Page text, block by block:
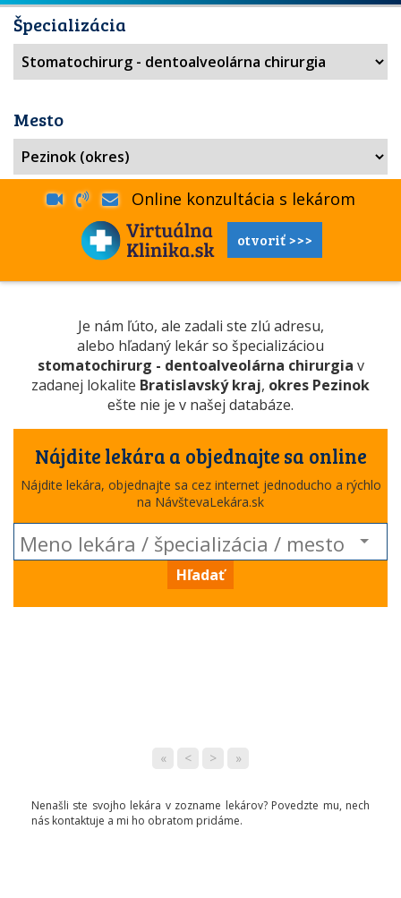
Špecializácia
Mesto
Online konzultácia s lekárom
otvoriť >>>
Je nám ľúto, ale zadali ste zlú adresu,
alebo hľadaný lekár so špecializáciou
stomatochirurg - dentoalveolárna chirurgia v
zadanej lokalite Bratislavský kraj, okres Pezinok
ešte nie je v našej databáze.
Nájdite lekára a objednajte sa online
Nájdite lekára, objednajte sa cez internet jednoducho a rýchlo
na NávštevaLekára.sk
Hľadať
« < > »
Nenašli ste svojho lekára v zozname lekárov? Povedzte mu, nech
nás kontaktuje a mi ho obratom pridáme.